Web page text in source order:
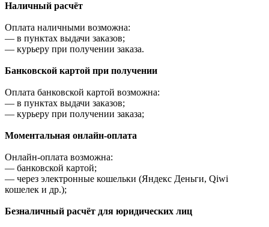
Наличный расчёт
Оплата наличными возможна:
— в пунктах выдачи заказов;
— курьеру при получении заказа.
Банковской картой при получении
Оплата банковской картой возможна:
— в пунктах выдачи заказов;
— курьеру при получении заказа;
Моментальная онлайн-оплата
Онлайн-оплата возможна:
— банковской картой;
— через электронные кошельки (Яндекс Деньги, Qiwi
кошелек и др.);
Безналичный расчёт для юридических лиц